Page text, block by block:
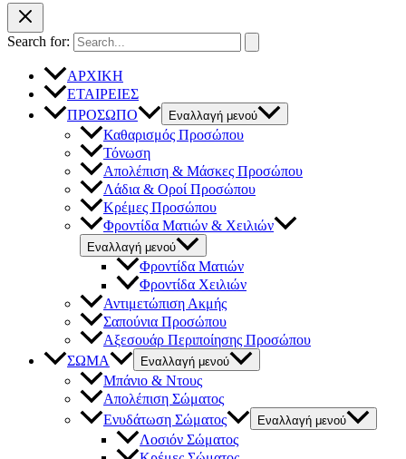
Search for:
ΑΡΧΙΚΗ
ΕΤΑΙΡΕΙΕΣ
ΠΡΟΣΩΠΟ
Εναλλαγή μενού
Καθαρισμός Προσώπου
Τόνωση
Απολέπιση & Μάσκες Προσώπου
Λάδια & Οροί Προσώπου
Κρέμες Προσώπου
Φροντίδα Ματιών & Χειλιών
Εναλλαγή μενού
Φροντίδα Ματιών
Φροντίδα Χειλιών
Αντιμετώπιση Ακμής
Σαπούνια Προσώπου
Αξεσουάρ Περιποίησης Προσώπου
ΣΩΜΑ
Εναλλαγή μενού
Μπάνιο & Ντους
Απολέπιση Σώματος
Ενυδάτωση Σώματος
Εναλλαγή μενού
Λοσιόν Σώματος